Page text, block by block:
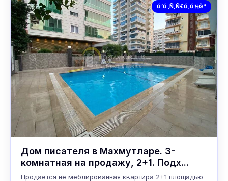
Ğ’Ğ¸Ñ‚Ñ€Ğ¸Ğ½Ğ°
Дом писателя в Махмутларе. 3-
комнатная на продажу, 2+1. Подх...
Продаётся не меблированная квартира 2+1 площадью